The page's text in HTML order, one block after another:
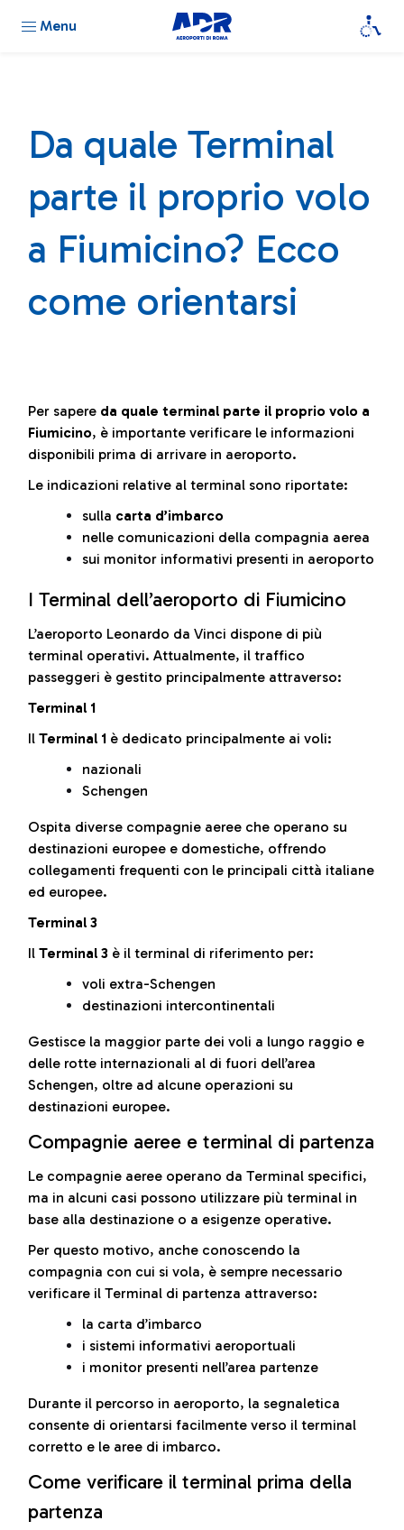
Menu
Da quale Terminal
parte il proprio volo
a Fiumicino? Ecco
come orientarsi
Per sapere da quale terminal parte il proprio volo a
Fiumicino, è importante verificare le informazioni
disponibili prima di arrivare in aeroporto.
Le indicazioni relative al terminal sono riportate:
sulla carta d’imbarco
nelle comunicazioni della compagnia aerea
sui monitor informativi presenti in aeroporto
I Terminal dell’aeroporto di Fiumicino
L’aeroporto Leonardo da Vinci dispone di più
terminal operativi. Attualmente, il traffico
passeggeri è gestito principalmente attraverso:
Terminal 1
Il Terminal 1 è dedicato principalmente ai voli:
nazionali
Schengen
Ospita diverse compagnie aeree che operano su
destinazioni europee e domestiche, offrendo
collegamenti frequenti con le principali città italiane
ed europee.
Terminal 3
Il Terminal 3 è il terminal di riferimento per:
voli extra-Schengen
destinazioni intercontinentali
Gestisce la maggior parte dei voli a lungo raggio e
delle rotte internazionali al di fuori dell’area
Schengen, oltre ad alcune operazioni su
destinazioni europee.
Compagnie aeree e terminal di partenza
Le compagnie aeree operano da Terminal specifici,
ma in alcuni casi possono utilizzare più terminal in
base alla destinazione o a esigenze operative.
Per questo motivo, anche conoscendo la
compagnia con cui si vola, è sempre necessario
verificare il Terminal di partenza attraverso:
la carta d’imbarco
i sistemi informativi aeroportuali
i monitor presenti nell’area partenze
Durante il percorso in aeroporto, la segnaletica
consente di orientarsi facilmente verso il terminal
corretto e le aree di imbarco.
Come verificare il terminal prima della
partenza